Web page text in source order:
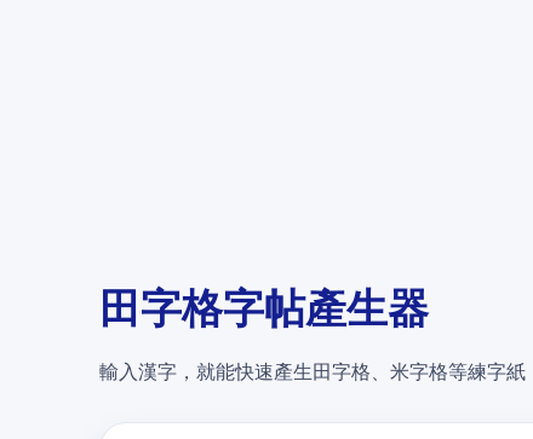
田字格字帖產生器
輸入漢字，就能快速產生田字格、米字格等練字紙